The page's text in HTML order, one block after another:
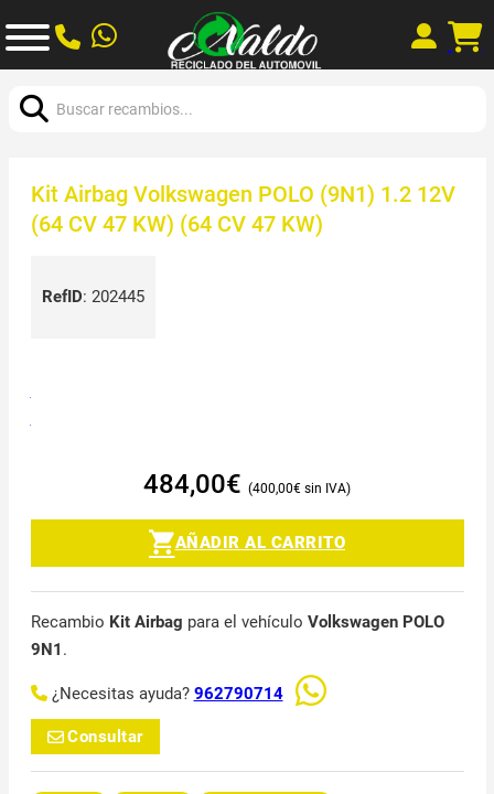
Kit Airbag Volkswagen POLO (9N1) 1.2 12V
(64 CV 47 KW) (64 CV 47 KW)
RefID: 202445
484,00€ 400,00€
AÑADIR AL CARRITO
Recambio Kit Airbag para el vehículo Volkswagen POLO
9N1 .
¿Necesitas ayuda? 962790714
Consultar